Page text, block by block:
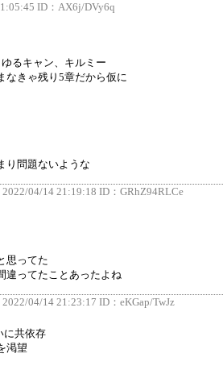
ID： AX6j/DVy6q
るキャン、キルミー
なきゃ残り5章だから仮に
り問題ないような
2022/04/14 21:19:18 ID： GRhZ94RLCe
思ってた
違ってたことあったよね
2022/04/14 21:23:17 ID： eKGap/TwJz
に共依存
渇望